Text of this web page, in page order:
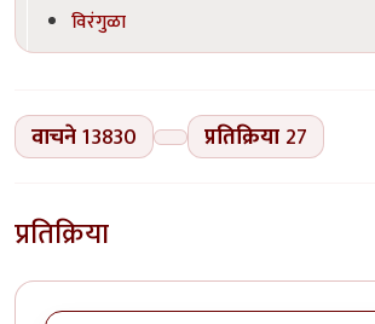
विरंगुळा
वाचने13830 प्रतिक्रिया 27
प्रतिक्रिया